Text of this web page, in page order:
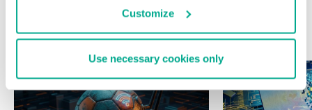
Customize
Use necessary cookies only
ÚLTIMAS PUBLICACIONES